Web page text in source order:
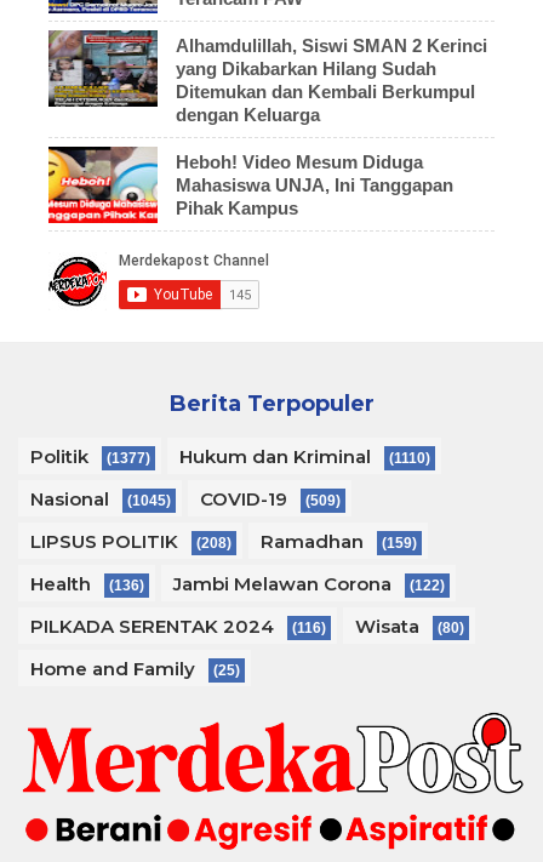
Alhamdulillah, Siswi SMAN 2 Kerinci
yang Dikabarkan Hilang Sudah
Ditemukan dan Kembali Berkumpul
dengan Keluarga
Heboh! Video Mesum Diduga
Mahasiswa UNJA, Ini Tanggapan
Pihak Kampus
Berita Terpopuler
Politik (1377) Hukum dan Kriminal (1110)
Nasional (1045) COVID-19 (509)
LIPSUS POLITIK (208) Ramadhan (159)
Health (136) Jambi Melawan Corona (122)
PILKADA SERENTAK 2024 (116) Wisata (80)
Home and Family (25)